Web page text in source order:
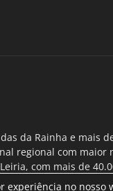
da Rainha e mais
regional com maior
com mais de
com distribuição
experiência no nosso